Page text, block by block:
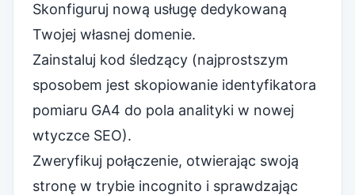
Skonfiguruj nową usługę dedykowaną
Twojej własnej domenie.
Zainstaluj kod śledzący (najprostszym
sposobem jest skopiowanie identyfikatora
pomiaru GA4 do pola analityki w nowej
wtyczce SEO).
Zweryfikuj połączenie, otwierając swoją
stronę w trybie incognito i sprawdzając